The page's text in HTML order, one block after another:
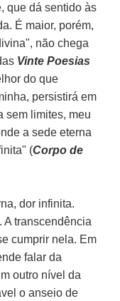
que dá sentido às
É maior, porém,
não chega
Vinte Poesias
do que
persistirá em
sem limites, meu
a sede eterna
(Corpo de
dor infinita.
A transcendência
cumprir nela. Em
falar da
outro nível da
o anseio de